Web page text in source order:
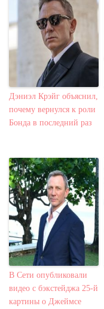
Дэниэл Крэйг объяснил,
почему вернулся к роли
Бонда в последний раз
В Сети опубликовали
видео с бэкстейджа 25-й
картины о Джеймсе